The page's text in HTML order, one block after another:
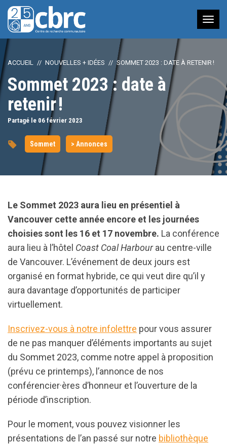
à
ACCUEIL NOUVELLES + IDÉES SOMMET 2023 : DATE À RETENIR !
Sommet 2023 : date à
retenir !
Partagé le 06 février 2023
Sommet > Annonces
Le Sommet 2023 aura lieu en présentiel à
Vancouver cette année encore et les journées
choisies sont les 16 et 17 novembre. La conférence
aura lieu à l’hôtel Coast Coal Harbourau centre-ville
de Vancouver. L’événement de deux jours est
organisé en format hybride, ce qui veut dire qu’il y
aura davantage d’opportunités de participer
virtuellement.
Inscrivez-vous à notre infolettre pour vous assurer
de ne pas manquer d’éléments importants au sujet
du Sommet 2023, comme notre appel à proposition
(prévu ce printemps), l’annonce de nos
conférencier·ères d’honneur et l’ouverture de la
période d’inscription.
Pour le moment, vous pouvez visionner les
présentations de l’an passé sur notre bibliothèque